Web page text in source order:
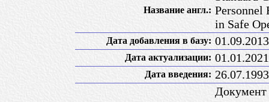
Название англ.: Personnel
in Safe
Дата добавления в базу: 01.09.2013
Дата актуализации: 01.01.2021
Дата введения: 26.07.1993
Документ